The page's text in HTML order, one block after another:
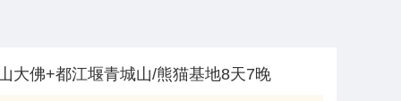
大佛+都江堰青城山/熊猫基地8天7晚